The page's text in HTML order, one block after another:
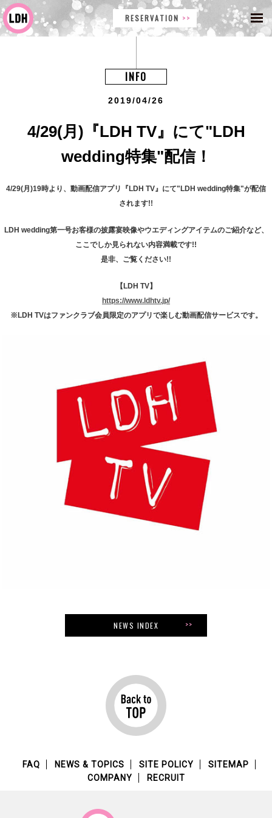
RESERVATION
INFO
2019/04/26
4/29(月)『LDH TV』にて"LDH
wedding特集"配信！
4/29(月)19時より、動画配信アプリ『LDH TV』にて"LDH wedding特集"が配信
されます!!
LDH wedding第一号お客様の披露宴映像やウエディングアイテムのご紹介など、
ここでしか見られない内容満載です!!
是非、ご覧ください!!
【LDH TV】
https://www.ldhtv.jp/
※LDH TVはファンクラブ会員限定のアプリで楽しむ動画配信サービスです。
NEWS INDEX
FAQ NEWS & TOPICS SITE POLICY
SITEMAP
COMPANY
RECRUIT